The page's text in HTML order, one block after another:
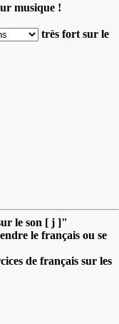
musique !
très fort sur le
le son [ j ]"
le français ou se
de français sur les